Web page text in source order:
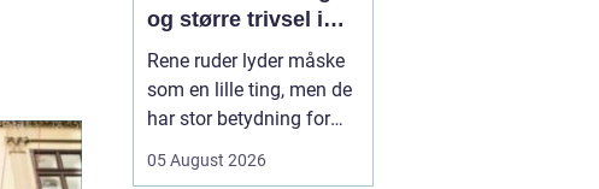
og større trivsel i
hverdagen
Rene ruder lyder måske
som en lille ting, men de
har stor betydning for
indtryk af en bolig eller
05 August 2026